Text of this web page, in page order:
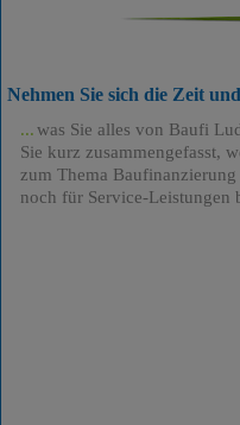
Nehmen Sie sich die Zeit
was Sie alles von Baufi
Sie kurz zusammengefasst,
zum Thema
noch für Service-